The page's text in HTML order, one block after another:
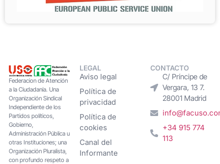
Federacion de Atención
a la Ciudadanía. Una
Organización Sindical
Independiente de los
Partidos políticos,
Gobierno,
Administración Pública u
otras Instituciones; una
Organización Pluralista,
con profundo respeto a
LEGAL
Aviso legal
Política de
privacidad
Política de
cookies
Canal del
Informante
CONTACTO
C/ Príncipe de
Vergara, 13 7.
28001 Madrid
+34 915 774
113